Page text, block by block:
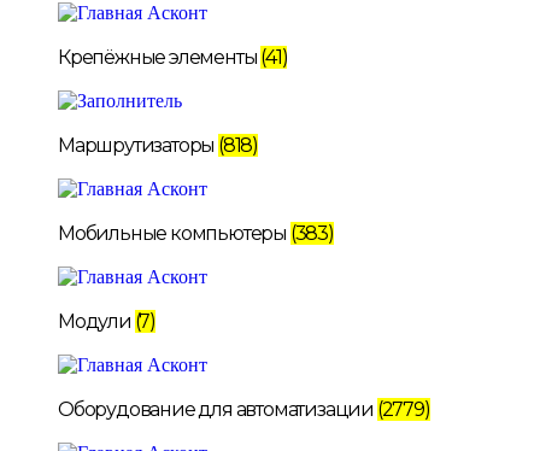
Крепёжные элементы (41)
Маршрутизаторы (818)
Мобильные компьютеры (383)
Модули (7)
Оборудование для автоматизации (2779)